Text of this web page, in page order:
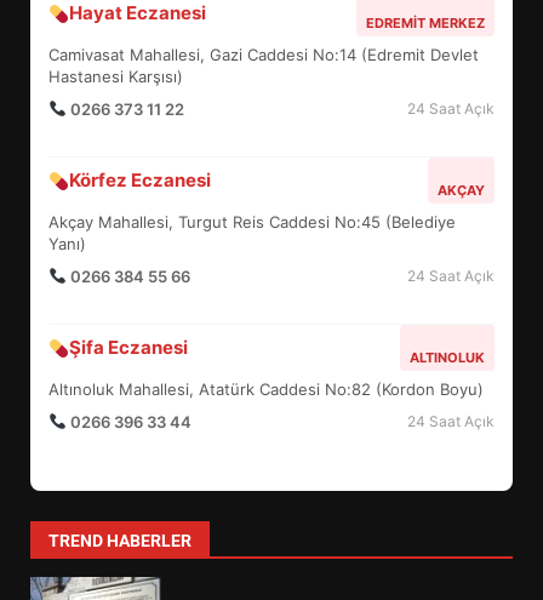
Hayat Eczanesi EDREMIT MERKEZ
Camivasat Mahallesi, Gazi Caddesi No:14 (Edremit Devlet
Hastanesi Karşısı)
0266 373 11 22
24 Saat Açık
Körfez Eczanesi AKÇAY
Akçay Mahallesi, Turgut Reis Caddesi No:45 (Belediye
Yanı)
0266 384 55 66
24 Saat Açık
Şifa Eczanesi ALTINOLUK
Altınoluk Mahallesi, Atatürk Caddesi No:82 (Kordon Boyu)
0266 396 33 44
24 Saat Açık
TREND HABERLER
4
EDREMİT’İN GURURU TÜRKİYE
FİNALİNDE NE BAŞARDI?
5
BALIKESİR MÜZELERİNDE SÜRE
6
TURNUVASI KAYITLARI NEYİ
DEĞİŞTİRİYOR?
7
YENİ YÖNETİM NASIL